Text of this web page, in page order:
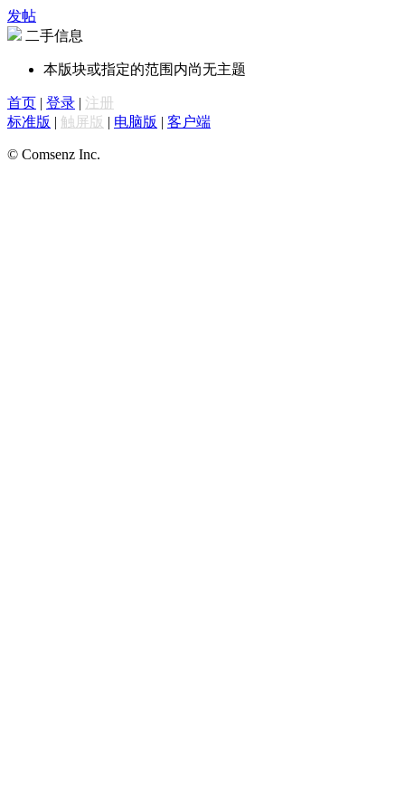
发帖
二手信息
本版块或指定的范围内尚无主题
首页 | 登录 | 注册
标准版 | 触屏版 | 电脑版 | 客户端
© Comsenz Inc.